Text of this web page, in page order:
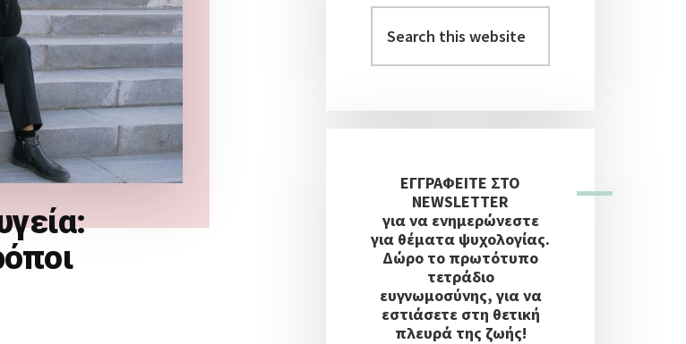
Στήλη
this
website
ΕΓΓΡΑΦΕΙΤΕ ΣΤΟ
NEWSLETTER
για να ενημερώνεστε
για θέματα ψυχολογίας.
Δώρο το πρωτότυπο
τετράδιο
ευγνωμοσύνης, για να
εστιάσετε στη θετική
πλευρά της ζωής!